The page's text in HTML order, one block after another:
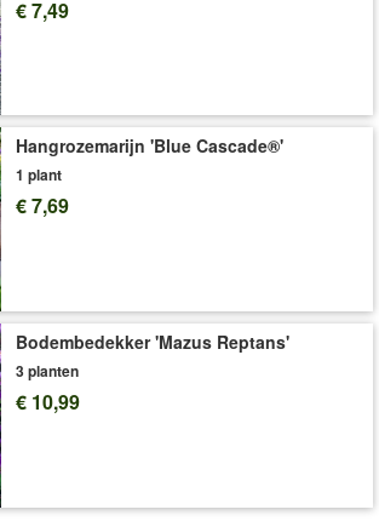
Verzorgingstips
€ 7,49
Hangrozemarijn 'Blue Cascade®'
1 plant
€ 7,69
Bodembedekker 'Mazus Reptans'
3 planten
€ 10,99